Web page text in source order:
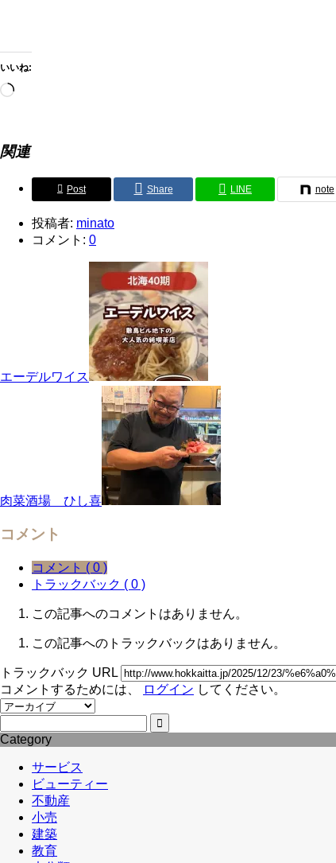
いいね:
読
中…
関連
Post Share LINE note
投稿者: minato
コメント: 0
エーデルワイス
肉菜酒場 ひし喜
コメント
コメント ( 0 )
トラックバック ( 0 )
この記事へのコメントはありません。
この記事へのトラックバックはありません。
トラックバック URL
コメントするためには、
ログイン してください。
Category
サービス
ビューティー
不動産
小売
建築
教育